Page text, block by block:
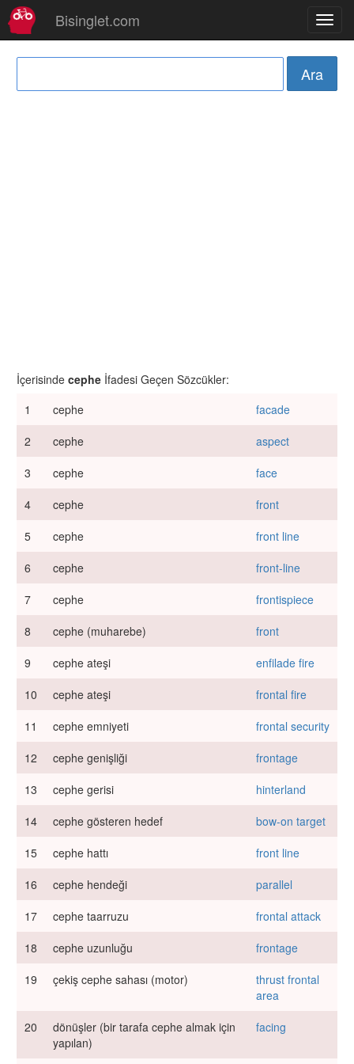
Bisinglet.com
İçerisinde cephe İfadesi Geçen Sözcükler:
1
cephe
facade
2
cephe
aspect
3
cephe
face
4
cephe
front
5
cephe
front line
6
cephe
front-line
7
cephe
frontispiece
8
cephe (muharebe)
front
9
cephe ateşi
enfilade fire
10
cephe ateşi
frontal fire
11
cephe emniyeti
frontal security
12
cephe genişliği
frontage
13
cephe gerisi
hinterland
14
cephe gösteren hedef
bow-on target
15
cephe hattı
front line
16
cephe hendeği
parallel
17
cephe taarruzu
frontal attack
18
cephe uzunluğu
frontage
19
çekiş cephe sahası (motor)
thrust frontal
area
20
dönüşler (bir tarafa cephe almak için
yapılan)
facing